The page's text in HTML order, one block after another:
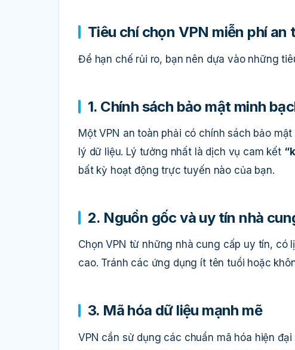
Tiêu chí chọn VPN miễn phí an
Để hạn chế rủi ro, bạn nên dựa vào những
1. Chính sách bảo mật minh
Một VPN an toàn phải có chính sách bảo
lý dữ liệu. Lý tưởng nhất là dịch vụ cam kết
bất kỳ hoạt động trực tuyến nào của bạn.
2. Nguồn gốc và uy tín nhà
Chọn VPN từ những nhà cung cấp uy tín,
cao. Tránh các ứng dụng ít tên tuổi hoặc
3. Mã hóa dữ liệu mạnh mẽ
VPN cần sử dụng các chuẩn mã hóa hiện đại